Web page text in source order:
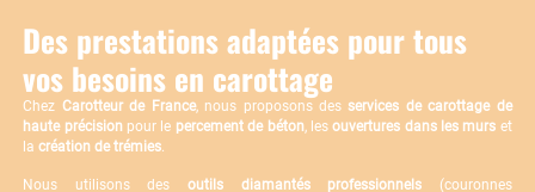
Des prestations adaptées pour tous
vos besoins en carottage
Chez Carotteur de France, nous proposons des services de carottagede
haute précisionpour le percement de béton, lesouvertures dans les murs et
lacréation de trémies.
Nous utilisons des outils diamantés professionnels (couronnes